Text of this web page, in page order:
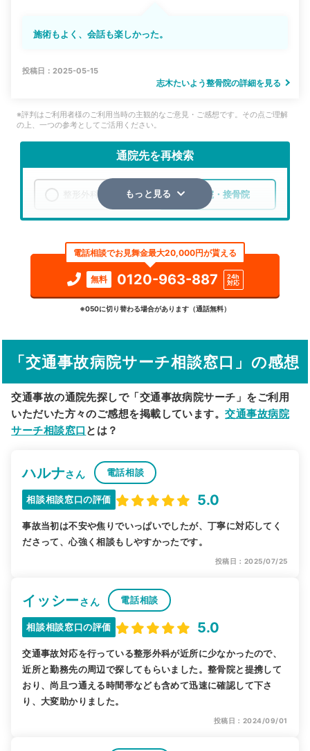
施術もよく、会話も楽しかった。
投稿日：2025-05-15
志木たいよう整骨院の詳細を見る
※評判はご利用者様のご利用当時の主観的なご意見・ご感想です。その点ご理解
の上、一つの参考としてご活用ください。
通院先を再検索
整形外科 整骨院・接骨院
検索する
詳細条件で絞り込む
駅から探す 院名から探す
もっと見る
電話相談でお見舞金最大20,000円が貰える
無料 0120-963-887
24h
対応
※050に切り替わる場合があります（通話無料）
「交通事故病院サーチ相談窓口」の感想
交通事故の通院先探しで「交通事故病院サーチ」をご利用
いただいた方々のご感想を掲載しています。交通事故病院
サーチ相談窓口 とは？
ハルナさん 電話相談
相談相談窓口の評価 5.0
事故当初は不安や焦りでいっぱいでしたが、丁寧に対応してく
ださって、心強く相談もしやすかったです。
投稿日：2025/07/25
イッシーさん 電話相談
相談相談窓口の評価 5.0
交通事故対応を行っている整形外科が近所に少なかったので、
近所と勤務先の周辺で探してもらいました。整骨院と提携して
おり、尚且つ通える時間帯なども含めて迅速に確認して下さ
り、大変助かりました。
投稿日：2024/09/01